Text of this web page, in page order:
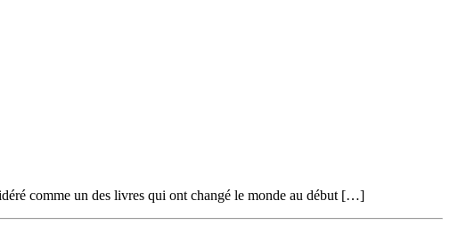
comme un des livres qui ont changé le monde au début […]